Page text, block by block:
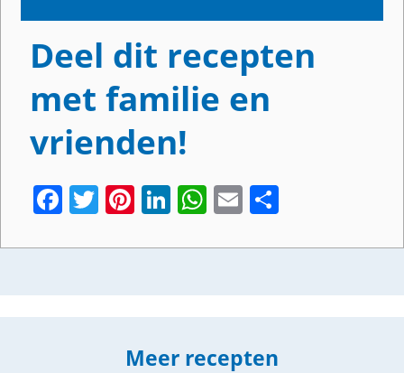
Deel dit recepten
met familie en
vrienden!
Facebook
Twitter
Pinterest
LinkedIn
WhatsApp
Email
Meer recepten